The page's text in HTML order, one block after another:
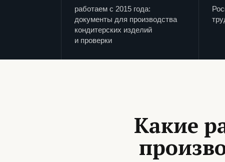
работаем с 2015 года:
документы для производства
кондитерских изделий
и проверки
Какие